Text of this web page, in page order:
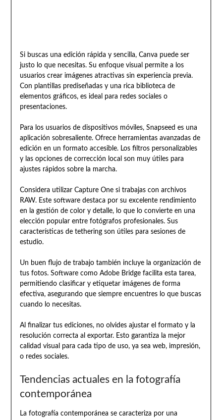
Si buscas una edición rápida y sencilla, Canva puede ser
justo lo que necesitas. Su enfoque visual permite a los
usuarios crear imágenes atractivas sin experiencia previa.
Con plantillas prediseñadas y una rica biblioteca de
elementos gráficos, es ideal para redes sociales o
presentaciones.
Para los usuarios de dispositivos móviles, Snapseed es una
aplicación sobresaliente. Ofrece herramientas avanzadas de
edición en un formato accesible. Los filtros personalizables
y las opciones de corrección local son muy útiles para
ajustes rápidos sobre la marcha.
Considera utilizar Capture One si trabajas con archivos
RAW. Este software destaca por su excelente rendimiento
en la gestión de color y detalle, lo que lo convierte en una
elección popular entre fotógrafos profesionales. Sus
características de tethering son útiles para sesiones de
estudio.
Un buen flujo de trabajo también incluye la organización de
tus fotos. Software como Adobe Bridge facilita esta tarea,
permitiendo clasificar y etiquetar imágenes de forma
efectiva, asegurando que siempre encuentres lo que buscas
cuando lo necesitas.
Al finalizar tus ediciones, no olvides ajustar el formato y la
resolución correcta al exportar. Esto garantiza la mejor
calidad visual para cada tipo de uso, ya sea web, impresión,
o redes sociales.
Tendencias actuales en la fotografía
contemporánea
La fotografía contemporánea se caracteriza por una